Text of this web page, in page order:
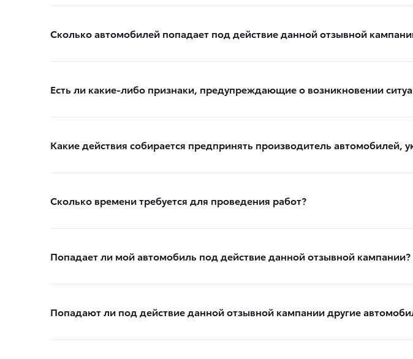
Сколько автомобилей попадает под действие данной отзывной
Есть ли какие-либо признаки, предупреждающие о возникновении
Какие действия собирается предпринять производитель автомобилей,
Сколько времени требуется для проведения работ?
Попадает ли мой автомобиль под действие данной отзывной кампании?
Попадают ли под действие данной отзывной кампании другие